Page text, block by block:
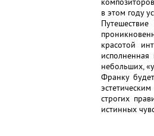
в этом году
красотой
небольших,
Франку
строгих
истинных